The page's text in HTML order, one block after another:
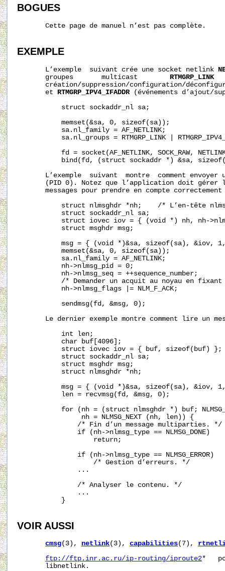
BOGUES
       Cette page de manuel n’est pas complète.
EXEMPLE
       L’exemple  suivant crée une socket netlink
       groupes       multicast
RTMGRP_LINK
création/suppression/configuration/
       et
RTMGRP_IPV4_IFADDR (événements d’ajout/
           struct sockaddr_nl sa;
           memset(&sa, 0, sizeof(sa));
           sa.nl_family = AF_NETLINK;
sa.nl_groups = RTMGRP_LINK |
fd = socket(AF_NETLINK, SOCK_RAW,
bind(fd, (struct sockaddr *) &sa,
L’exemple  suivant  montre  comment envoyer
(PID 0). Notez que l’application doit gérer
messages pour prendre en compte correctement
struct nlmsghdr *nh;    /* L’en‐tête
           struct sockaddr_nl sa;
struct iovec iov = { (void *) nh, nh-
           struct msghdr msg;
msg = { (void *)&sa, sizeof(sa), &iov,
           memset(&sa, 0, sizeof(sa));
           sa.nl_family = AF_NETLINK;
           nh->nlmsg_pid = 0;
           nh->nlmsg_seq = ++sequence_number;
/* Demander un acquit au noyau en fixant
           nh->nlmsg_flags |= NLM_F_ACK;
           sendmsg(fd, &msg, 0);
Le dernier exemple montre comment lire un
           int len;
           char buf[4096];
           struct iovec iov = { buf, sizeof(buf) };
           struct sockaddr_nl sa;
           struct msghdr msg;
           struct nlmsghdr *nh;
msg = { (void *)&sa, sizeof(sa), &iov,
           len = recvmsg(fd, &msg, 0);
for (nh = (struct nlmsghdr *) buf;
                nh = NLMSG_NEXT (nh, len)) {
               /* Fin d’un message multiparties. */
               if (nh->nlmsg_type == NLMSG_DONE)
                   return;
               if (nh->nlmsg_type == NLMSG_ERROR)
                   /* Gestion d’erreurs. */
               ...
               /* Analyser le contenu. */
               ...
           }
VOIR AUSSI
cmsg(3), netlink(3), capabilities(7),
ftp://ftp.inr.ac.ru/ip-routing/iproute2*
       libnetlink.